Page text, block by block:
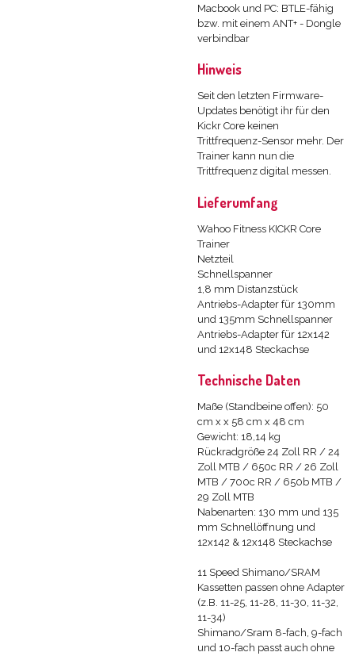
Macbook und PC: BTLE-fähig
bzw. mit einem ANT+ - Dongle
verbindbar
Hinweis
Seit den letzten Firmware-
Updates benötigt ihr für den
Kickr Core keinen
Trittfrequenz-Sensor mehr. Der
Trainer kann nun die
Trittfrequenz digital messen.
Lieferumfang
Wahoo Fitness KICKR Core
Trainer
Netzteil
Schnellspanner
1,8 mm Distanzstück
Antriebs-Adapter für 130mm
und 135mm Schnellspanner
Antriebs-Adapter für 12x142
und 12x148 Steckachse
Technische Daten
Maße (Standbeine offen): 50
cm x x 58 cm x 48 cm
Gewicht: 18,14 kg
Rückradgröße 24 Zoll RR / 24
Zoll MTB / 650c RR / 26 Zoll
MTB / 700c RR / 650b MTB /
29 Zoll MTB
Nabenarten: 130 mm und 135
mm Schnellöffnung und
12x142 & 12x148 Steckachse
11 Speed Shimano/SRAM
Kassetten passen ohne Adapter
(z.B. 11-25, 11-28, 11-30, 11-32,
11-34)
Shimano/Sram 8-fach, 9-fach
und 10-fach passt auch ohne